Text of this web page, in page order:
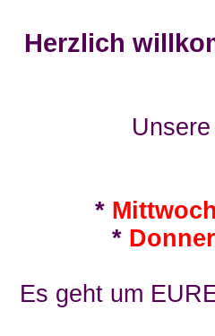
Herzlich
*
*
Es geht um